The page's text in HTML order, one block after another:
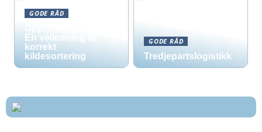
GODE RÅD
En veiledning til
korrekt
kildesortering
GODE RÅD
Tredjepartslogistikk